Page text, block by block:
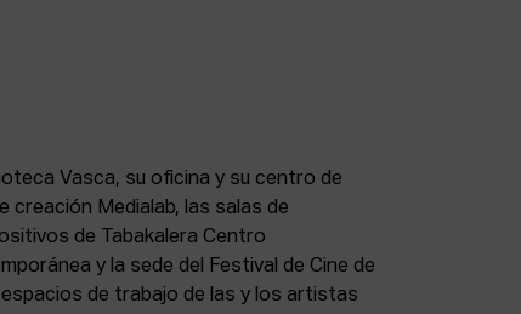
Vasca, su oficina y su centro de
creación Medialab, las salas de
de Tabakalera Centro
y la sede del Festival de Cine de
de trabajo de las y los artistas